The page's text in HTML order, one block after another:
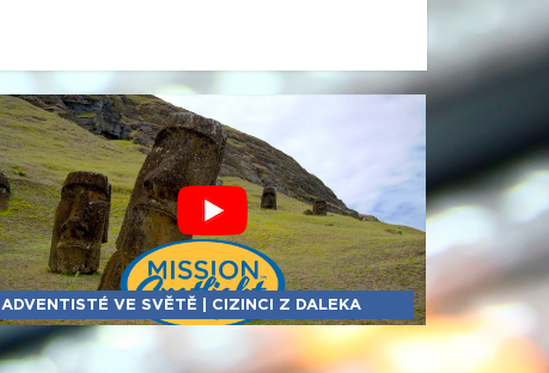
ADVENTISTÉ VE SVĚTĚ | CIZINCI Z DALEKA